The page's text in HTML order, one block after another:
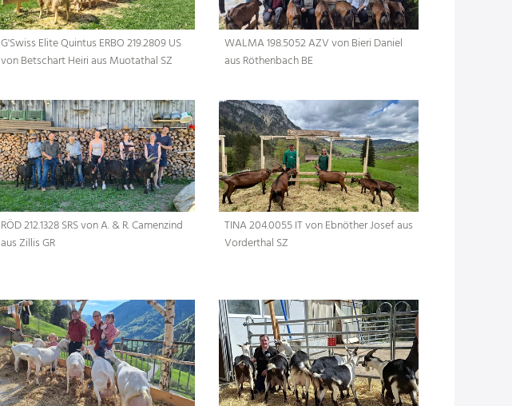
G'Swiss Elite Quintus ERBO 219.2809 US
von Betschart Heiri aus Muotathal SZ
WALMA 198.5052 AZV von Bieri Daniel
aus Röthenbach BE
RÖD 212.1328 SRS von A. & R. Camenzind
aus Zillis GR
TINA 204.0055 IT von Ebnöther Josef aus
Vorderthal SZ